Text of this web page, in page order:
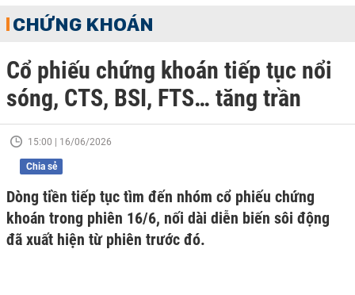
CHỨNG KHOÁN
Cổ phiếu chứng khoán tiếp tục nổi
sóng, CTS, BSI, FTS… tăng trần
15:00 | 16/06/2026
Chia sẻ
Dòng tiền tiếp tục tìm đến nhóm cổ phiếu chứng
khoán trong phiên 16/6, nối dài diễn biến sôi động
đã xuất hiện từ phiên trước đó.